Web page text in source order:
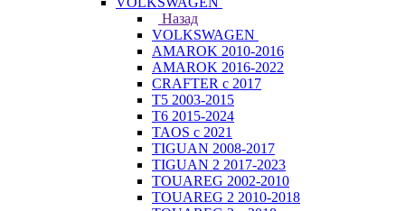
Назад
VOLKSWAGEN
AMAROK 2010-2016
AMAROK 2016-2022
CRAFTER с 2017
T5 2003-2015
T6 2015-2024
TAOS с 2021
TIGUAN 2008-2017
TIGUAN 2 2017-2023
TOUAREG 2002-2010
TOUAREG 2 2010-2018